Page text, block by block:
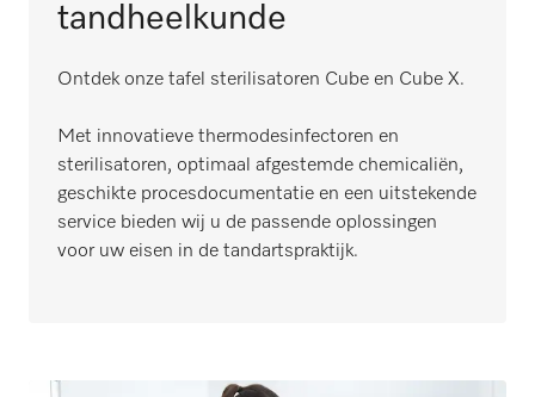
tandheelkunde
Ontdek onze tafel sterilisatoren Cube en Cube X.
Met innovatieve thermodesinfectoren en
sterilisatoren, optimaal afgestemde chemicaliën,
geschikte procesdocumentatie en een uitstekende
service bieden wij u de passende oplossingen
voor uw eisen in de tandartspraktijk.